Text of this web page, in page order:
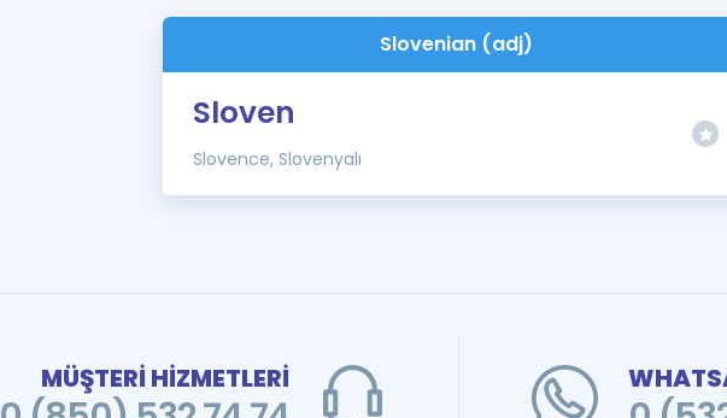
Slovenian (adj)
Sloven
Slovence, Slovenyalı
MÜŞTERİ HİZMETLERİ